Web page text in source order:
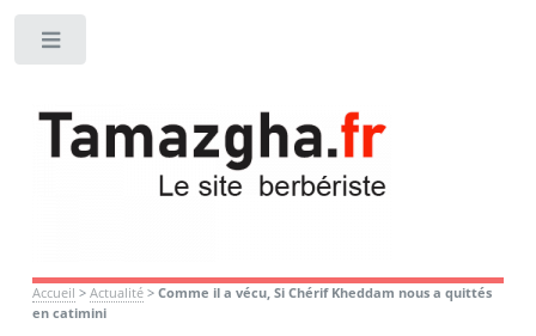
Accueil > Actualité> Comme il a vécu, Si Chérif Kheddam nous a quittés
en catimini